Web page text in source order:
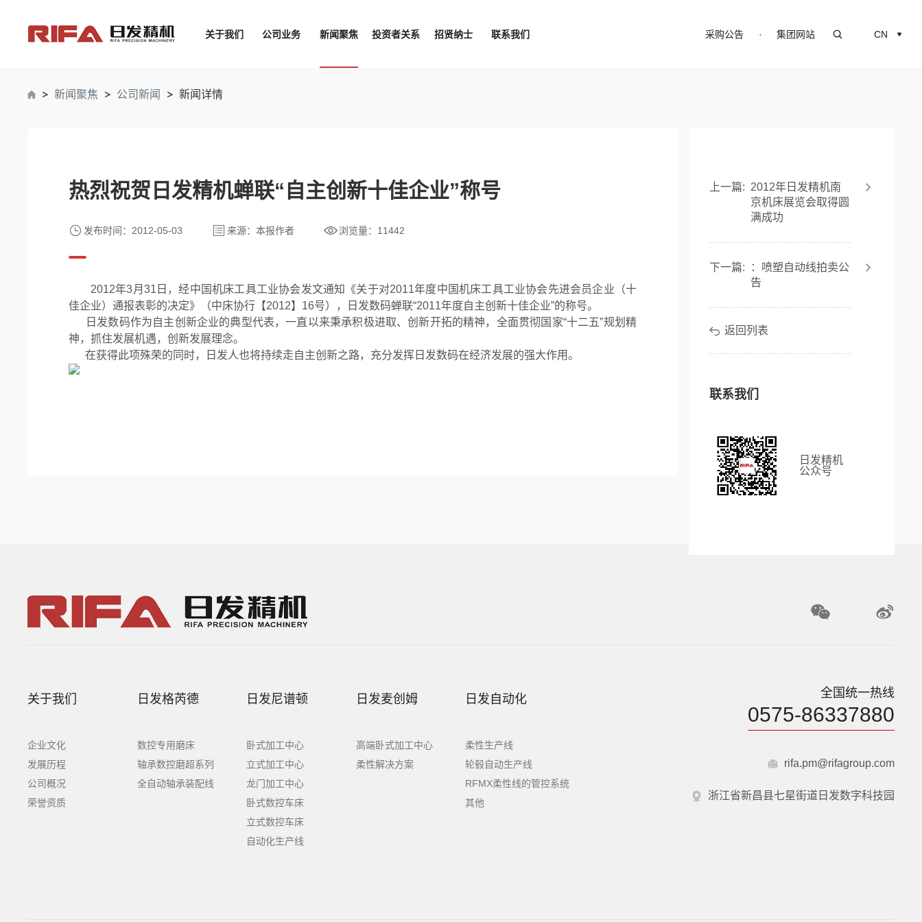
关于我们 公司业务 新闻聚焦 投资者关系 招贤纳士 联系我们 采购公告 · 集团网站 CN
新闻聚焦 公司新闻 新闻详情
热烈祝贺日发精机蝉联“自主创新十佳企业”称号
发布时间：2012-05-03 来源：本报作者 浏览量：11442
2012年3月31日，经中国机床工具工业协会发文通知《关于对2011年度中国机床工具工业协会先进会员企业（十
佳企业）通报表彰的决定》（中床协行【2012】16号），日发数码蝉联“2011年度自主创新十佳企业”的称号。
日发数码作为自主创新企业的典型代表，一直以来秉承积极进取、创新开拓的精神，全面贯彻国家“十二五”规划精
神，抓住发展机遇，创新发展理念。
在获得此项殊荣的同时，日发人也将持续走自主创新之路，充分发挥日发数码在经济发展的强大作用。
上一篇: 2012年日发精机南
京机床展览会取得圆
满成功
下一篇:
：喷塑自动线拍卖公
告
返回列表
联系我们
日发精机
公众号
关于我们
企业文化
发展历程
公司概况
荣誉资质
日发格芮德
数控专用磨床
轴承数控磨超系列
全自动轴承装配线
日发尼谱顿
卧式加工中心
立式加工中心
龙门加工中心
卧式数控车床
立式数控车床
自动化生产线
日发麦创姆
高端卧式加工中心
柔性解决方案
日发自动化
柔性生产线
轮毂自动生产线
RFMX柔性线的管控系统
其他
全国统一热线
0575-86337880
rifa.pm@rifagroup.com
浙江省新昌县七星街道日发数字科技园